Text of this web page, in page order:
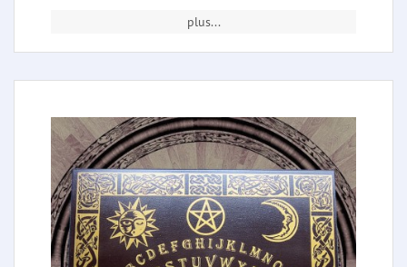
plus...